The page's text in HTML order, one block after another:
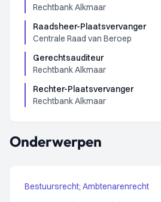
Rechtbank Alkmaar
Raadsheer-Plaatsvervanger
Centrale Raad van Beroep
Gerechtsauditeur
Rechtbank Alkmaar
Rechter-Plaatsvervanger
Rechtbank Alkmaar
Onderwerpen
Bestuursrecht; Ambtenarenrecht